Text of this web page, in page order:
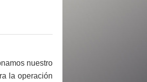
nuestro
la operación